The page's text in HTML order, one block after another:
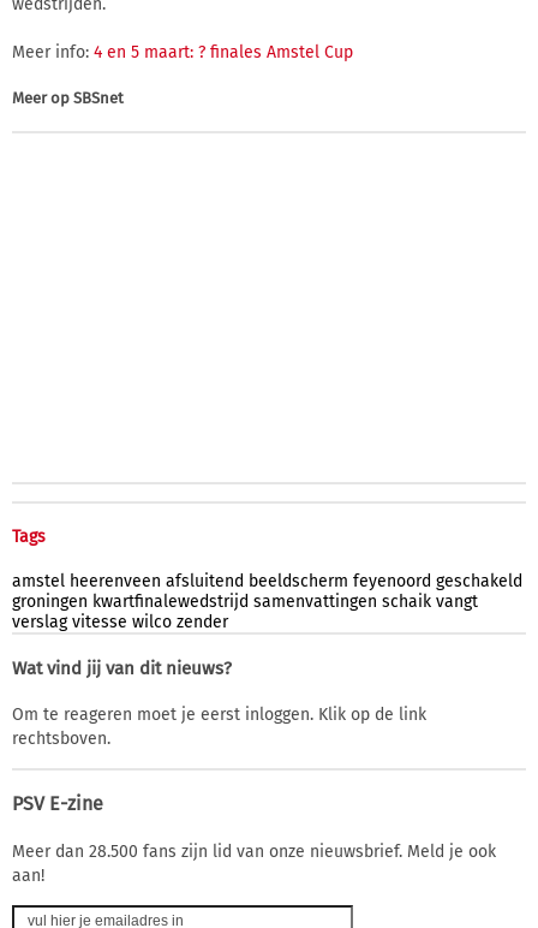
Meer info: 4 en 5 maart: ? finales Amstel Cup
Meer op SBSnet
Tags
amstel heerenveen afsluitend beeldscherm feyenoord geschakeld
groningen kwartfinalewedstrijd samenvattingen schaik vangt
verslag vitesse wilco zender
Wat vind jij van dit nieuws?
Om te reageren moet je eerst inloggen. Klik op de link
rechtsboven.
PSV E-zine
Meer dan 28.500 fans zijn lid van onze nieuwsbrief. Meld je ook
aan!